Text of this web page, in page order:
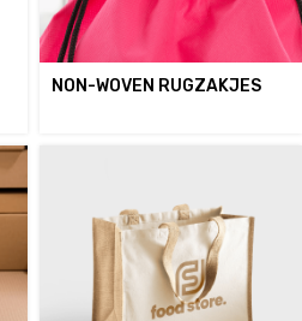
NON-WOVEN RUGZAKJES